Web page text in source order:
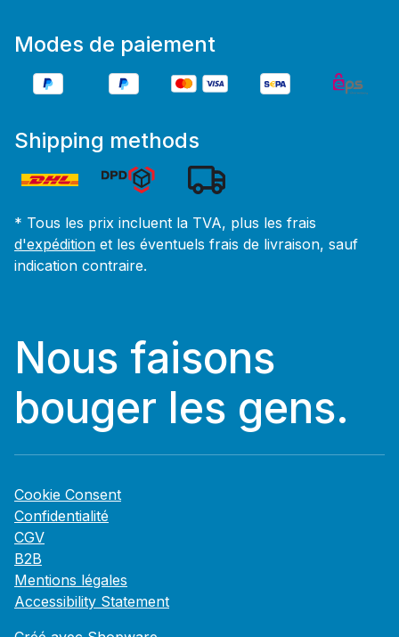
Modes de paiement
Shipping methods
* Tous les prix incluent la TVA, plus les frais
d'expédition et les éventuels frais de livraison, sauf
indication contraire.
Nous faisons
bouger les gens.
Cookie Consent
Confidentialité
CGV
B2B
Mentions légales
Accessibility Statement